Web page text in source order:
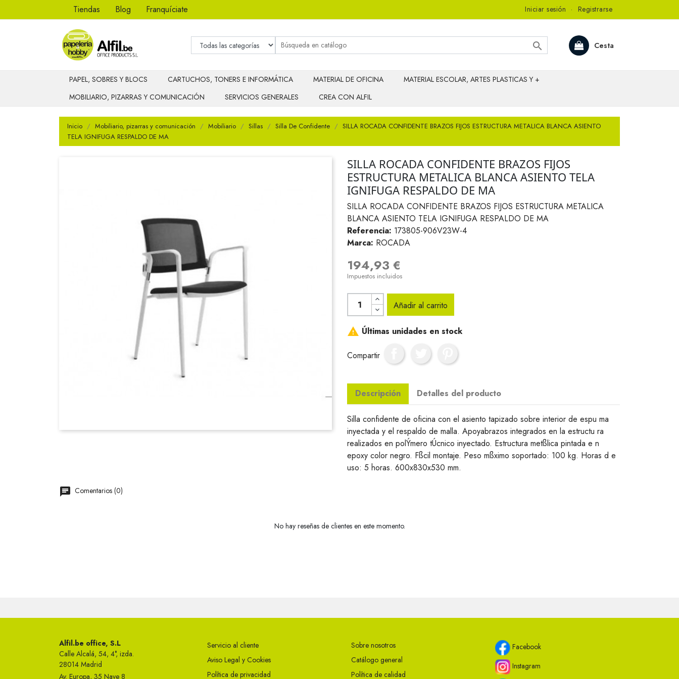
Tiendas Blog Franquíciate Iniciar sesión · Registrarse
Cesta

PAPEL, SOBRES Y BLOCS CARTUCHOS, TONERS E INFORMÁTICA MATERIAL DE OFICINA
MATERIAL ESCOLAR, ARTES PLASTICAS Y +
MOBILIARIO, PIZARRAS Y COMUNICACIÓN
SERVICIOS GENERALES CREA CON ALFIL
Inicio Mobiliario, pizarras y comunicación Mobiliario Sillas Silla De Confidente
SILLA ROCADA CONFIDENTE BRAZOS FIJOS ESTRUCTURA METALICA BLANCA ASIENTO
TELA IGNIFUGA RESPALDO DE MA
SILLA ROCADA CONFIDENTE BRAZOS FIJOS
ESTRUCTURA METALICA BLANCA ASIENTO TELA
IGNIFUGA RESPALDO DE MA
SILLA ROCADA CONFIDENTE BRAZOS FIJOS ESTRUCTURA METALICA
BLANCA ASIENTO TELA IGNIFUGA RESPALDO DE MA
Referencia: 173805-906V23W-4
Marca: ROCADA
194,93 €
Impuestos incluidos
Añadir al carrito
 Últimas unidades en stock
Compartir
Descripción Detalles del producto
Silla confidente de oficina con el asiento tapizado sobre interior de espu ma
inyectada y el respaldo de malla. Apoyabrazos integrados en la estructu ra
realizados en polÝmero tÚcnico inyectado. Estructura metßlica pintada e n
epoxy color negro. Fßcil montaje. Peso mßximo soportado: 100 kg. Horas d e
uso: 5 horas. 600x830x530 mm.
Comentarios (0)
No hay reseñas de clientes en este momento.
Alfil.be office, S.L
Calle Alcalá, 54, 4°, izda.
28014 Madrid
Av. Europa, 35 Nave 8
Servicio al cliente
Aviso Legal y Cookies
Política de privacidad
Sobre nosotros
Catálogo general
Política de calidad
Facebook
Instagram